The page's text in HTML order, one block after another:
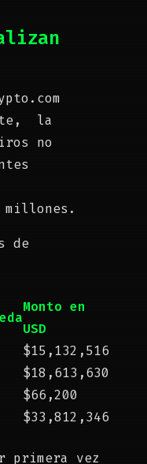
la
no
millones.
de
Monto en
USD
$15,132,516
$18,613,630
$66,200
$33,812,346
primera vez